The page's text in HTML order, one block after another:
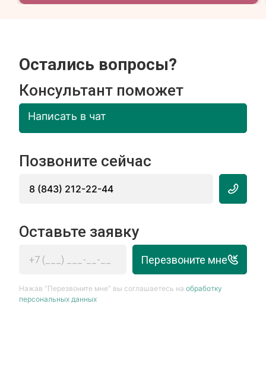
Остались вопросы?
Консультант поможет
Написать в чат
Позвоните сейчас
8 (843) 212-22-44
Оставьте заявку
Перезвоните мне
Нажав “Перезвоните мне” вы соглашаетесь наобработку
персональных данных